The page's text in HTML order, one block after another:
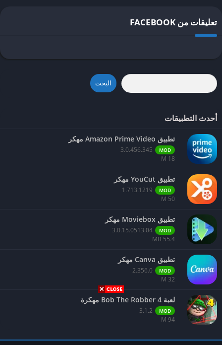
تعليقات من FACEBOOK
البحث
أحدث التطبيقات
تطبيق Amazon Prime Video مهكر
MOD
3.0.456.345
18 M
تطبيق YouCut مهكر
MOD
1.713.1219
50 M
تطبيق Moviebox مهكر
MOD
3.0.15.0513.04
55.4 MB
تطبيق Canva مهكر
MOD
2.356.0
32 M
لعبة Bob The Robber 4 مهكرة
MOD
3.1.2
94 M